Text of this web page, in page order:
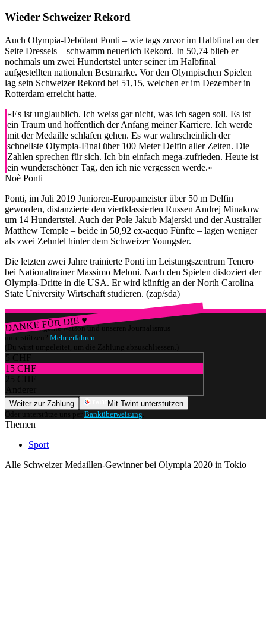
Wieder Schweizer Rekord
Auch Olympia-Debütant Ponti – wie tags zuvor im Halbfinal an der
Seite Dressels – schwamm neuerlich Rekord. In 50,74 blieb er
nochmals um zwei Hundertstel unter seiner im Halbfinal
aufgestellten nationalen Bestmarke. Vor den Olympischen Spielen
lag sein Schweizer Rekord bei 51,15, welchen er im Dezember in
Rotterdam erreicht hatte.
«Es ist unglaublich. Ich weiss gar nicht, was ich sagen soll. Es ist
ein Traum und hoffentlich der Anfang meiner Karriere. Ich werde
mit der Medaille schlafen gehen. Es war wahrscheinlich der
schnellste Olympia-Final über 100 Meter Delfin aller Zeiten. Die
Zahlen sprechen für sich. Ich bin einfach mega-zufrieden. Heute ist
ein wunderschöner Tag, den ich nie vergessen werde.»
Noè Ponti
Ponti, im Juli 2019 Junioren-Europameister über 50 m Delfin
geworden, distanzierte den viertklassierten Russen Andrej Minakow
um 14 Hundertstel. Auch der Pole Jakub Majerski und der Australier
Matthew Temple – beide in 50,92 ex-aequo Fünfte – lagen weniger
als zwei Zehntel hinter dem Schweizer Youngster.
Die letzten zwei Jahre trainierte Ponti im Leistungszentrum Tenero
bei Nationaltrainer Massimo Meloni. Nach den Spielen disloziert der
Olympia-Dritte in die USA. Er wird künftig an der North Carolina
State University Wirtschaft studieren. (zap/sda)
DANKE FÜR DIE ♥
Würdest du gerne watson und unseren Journalismus
unterstützen? Mehr erfahren
(Du wirst umgeleitet, um die Zahlung abzuschliessen.)
5 CHF
15 CHF
25 CHF
Anderer
Weiter zur Zahlung
Mit Twint unterstützen
Oder unterstütze uns per Banküberweisung
Themen
Sport
Alle Schweizer Medaillen-Gewinner bei Olympia 2020 in Tokio